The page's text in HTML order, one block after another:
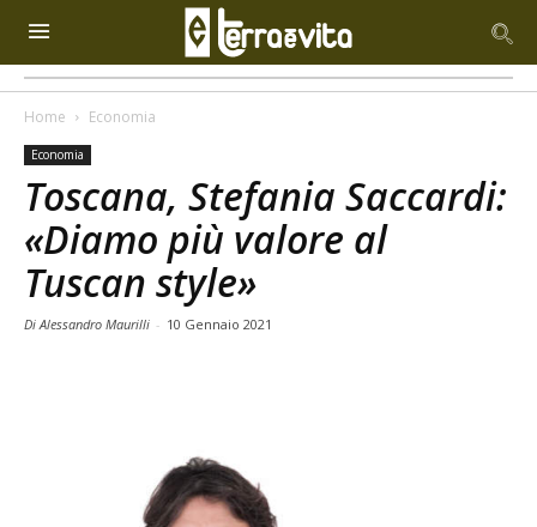
Home Economia
Economia
Toscana, Stefania Saccardi:
«Diamo più valore al
Tuscan style»
Di Alessandro Maurilli - 10 Gennaio 2021